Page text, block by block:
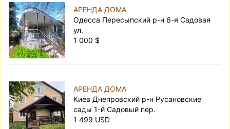
АРЕНДА ДОМА
Одесса Пересыпский р-н 6-я Садовая
ул.
1 000 $
АРЕНДА ДОМА
Киев Днепровский р-н Русановские
сады 1-й Садовый пер.
1 499 USD